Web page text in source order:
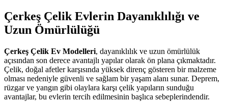
Çerkeş Çelik Evlerin Dayanıklılığı ve
Uzun Ömürlülüğü
Çerkeş Çelik Ev Modelleri, dayanıklılık ve uzun ömürlülük
açısından son derece avantajlı yapılar olarak ön plana çıkmaktadır.
Çelik, doğal afetler karşısında yüksek direnç gösteren bir malzeme
olması nedeniyle güvenli ve sağlam bir yaşam alanı sunar. Deprem,
rüzgar ve yangın gibi olaylara karşı çelik yapıların sunduğu
avantajlar, bu evlerin tercih edilmesinin başlıca sebeplerindendir.